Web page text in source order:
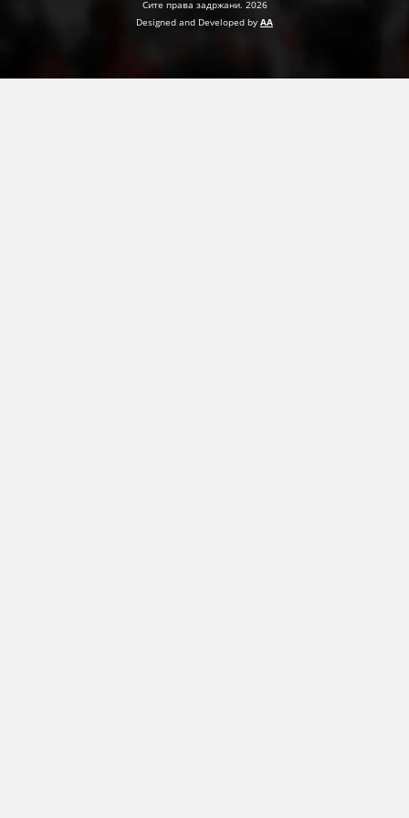
ДЕЈСТВУВАЊЕ
Сите права задржани. 2026
Designed and Developed by AA